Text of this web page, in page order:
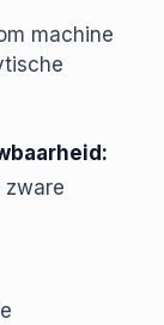
machine
zware